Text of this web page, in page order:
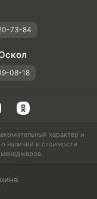
73-84
08-18
характер и
наличии и стоимости
менеджеров.